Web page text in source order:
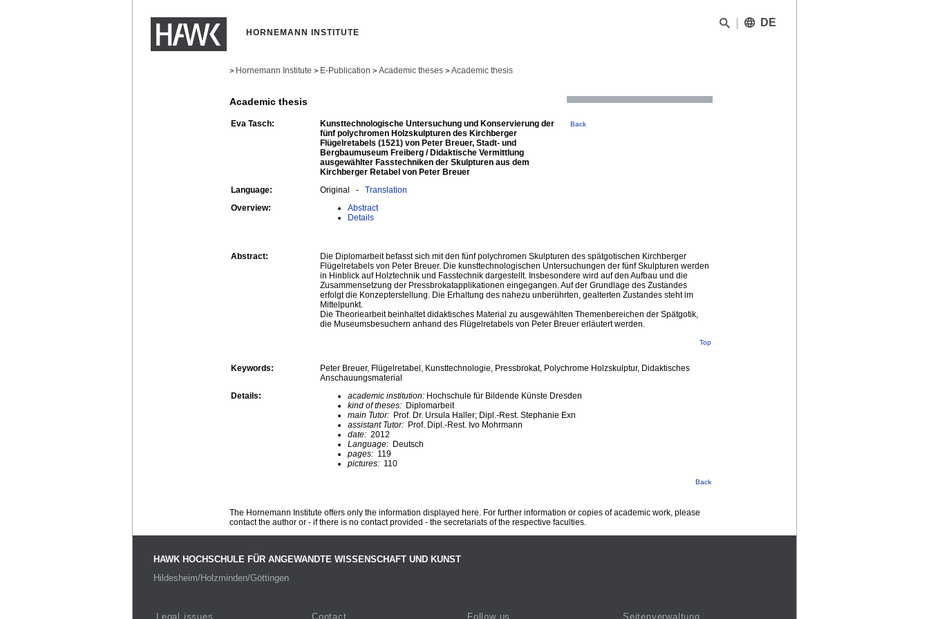
HORNEMANN INSTITUTE
DE
> Hornemann Institute > E-Publication > Academic theses > Academic thesis
Academic thesis
Eva Tasch:
Kunsttechnologische Untersuchung und Konservierung der
fünf polychromen Holzskulpturen des Kirchberger
Flügelretabels (1521) von Peter Breuer, Stadt- und
Bergbaumuseum Freiberg / Didaktische Vermittlung
ausgewählter Fasstechniken der Skulpturen aus dem
Kirchberger Retabel von Peter Breuer
Back
Language: Original - Translation
Overview:
Abstract
Details
Abstract:
Die Diplomarbeit befasst sich mit den fünf polychromen Skulpturen des spätgotischen Kirchberger
Flügelretabels von Peter Breuer. Die kunsttechnologischen Untersuchungen der fünf Skulpturen werden
in Hinblick auf Holztechnik und Fasstechnik dargestellt. Insbesondere wird auf den Aufbau und die
Zusammensetzung der Pressbrokatapplikationen eingegangen. Auf der Grundlage des Zustandes
erfolgt die Konzepterstellung. Die Erhaltung des nahezu unberührten, gealterten Zustandes steht im
Mittelpunkt.
Die Theoriearbeit beinhaltet didaktisches Material zu ausgewählten Themenbereichen der Spätgotik,
die Museumsbesuchern anhand des Flügelretabels von Peter Breuer erläutert werden.
Top
Keywords:
Peter Breuer, Flügelretabel, Kunsttechnologie, Pressbrokat, Polychrome Holzskulptur, Didaktisches
Anschauungsmaterial
Details:
academic institution: Hochschule für Bildende Künste Dresden
kind of theses: Diplomarbeit
main Tutor: Prof. Dr. Ursula Haller; Dipl.-Rest. Stephanie Exn
assistant Tutor: Prof. Dipl.-Rest. Ivo Mohrmann
date: 2012
Language: Deutsch
pages: 119
pictures: 110
Back
The Hornemann Institute offers only the information displayed here. For further information or copies of academic work, please
contact the author or - if there is no contact provided - the secretariats of the respective faculties.
HAWK HOCHSCHULE FÜR ANGEWANDTE WISSENSCHAFT UND KUNST
Hildesheim/Holzminden/Göttingen
Legal issues Contact Follow us Seitenverwaltung